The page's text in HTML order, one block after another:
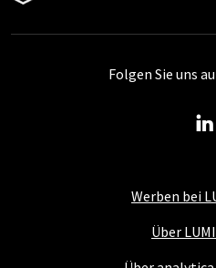
Werben bei
Über
Folgen Sie uns